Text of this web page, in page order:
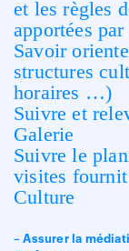
et les règles
apportées
Savoir
structures
horaires …)
Suivre et
Galerie
Suivre le
visites
Culture
– Assurer la